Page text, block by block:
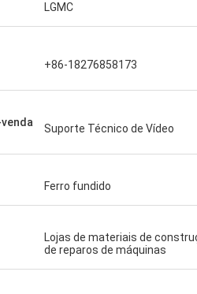
LGMC
+86-18276858173
Suporte Técnico de Vídeo
Ferro fundido
Lojas de materiais de
de reparos de máquinas